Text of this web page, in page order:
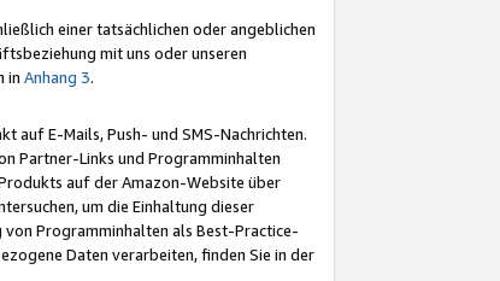
einer tatsächlichen oder angeblichen
mit uns oder unseren
in Anhang 3.
auf E-Mails, Push- und SMS-Nachrichten.
Partner-Links und Programminhalten
auf der Amazon-Website über
um die Einhaltung dieser
Programminhalten als Best-Practice-
Daten verarbeiten, finden Sie in der